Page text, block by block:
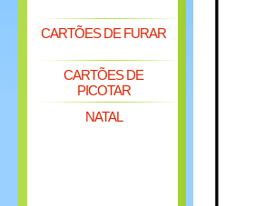
CARTÕES DE FURAR
CARTÕES DE
PICOTAR
NATAL